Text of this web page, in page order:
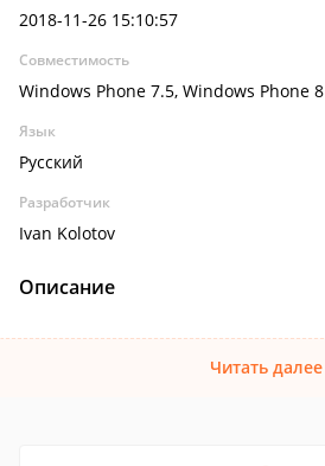
2018-11-26 15:10:57
Совместимость
Windows Phone 7.5, Windows Phone 8
Язык
Русский
Разработчик
Ivan Kolotov
Описание
Читать далее